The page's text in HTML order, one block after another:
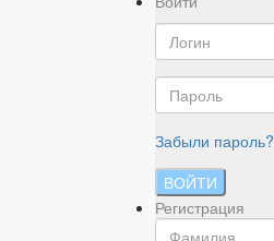
Забыли пароль?
ВОЙТИ
Регистрация